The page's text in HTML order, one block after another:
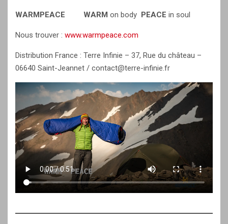
WARMPEACE WARM on body PEACE in soul
Nous trouver : www.warmpeace.com
Distribution France : Terre Infinie – 37, Rue du château –
06640 Saint-Jeannet / contact@terre-infinie.fr